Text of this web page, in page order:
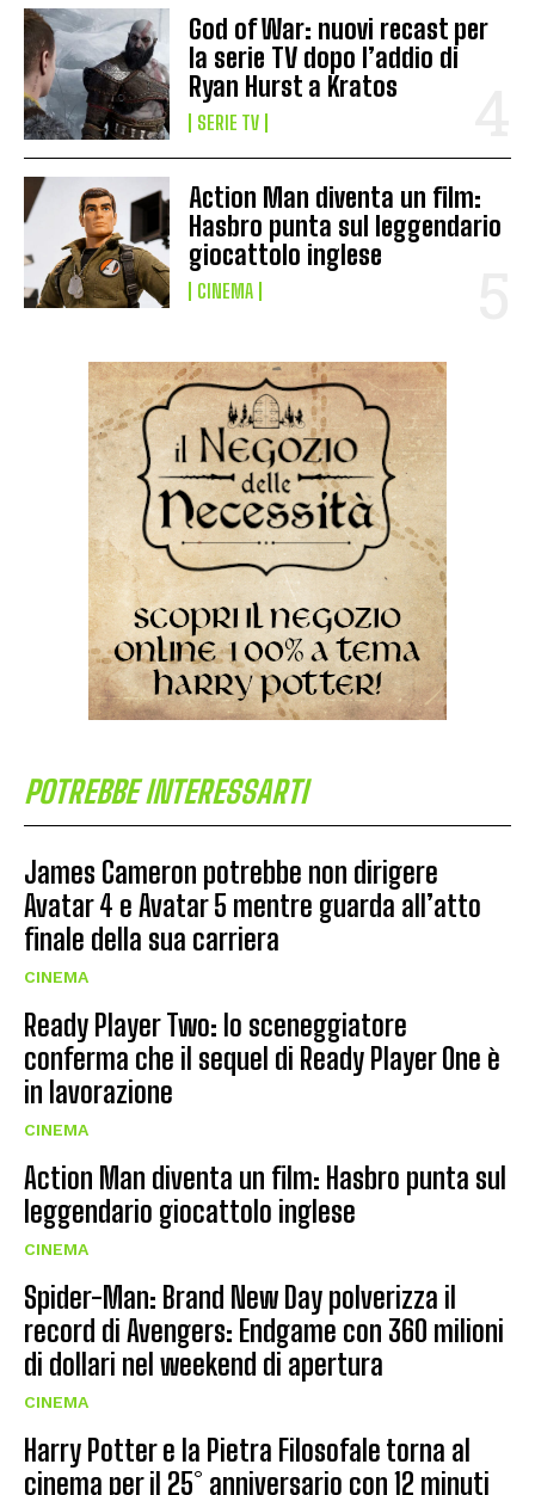
God of War: nuovi recast per
la serie TV dopo l’addio di
Ryan Hurst a Kratos
SERIE TV
Action Man diventa un film:
Hasbro punta sul leggendario
giocattolo inglese
CINEMA
POTREBBE INTERESSARTI
James Cameron potrebbe non dirigere
Avatar 4 e Avatar 5 mentre guarda all’atto
finale della sua carriera
CINEMA
Ready Player Two: lo sceneggiatore
conferma che il sequel di Ready Player One è
in lavorazione
CINEMA
Action Man diventa un film: Hasbro punta sul
leggendario giocattolo inglese
CINEMA
Spider-Man: Brand New Day polverizza il
record di Avengers: Endgame con 360 milioni
di dollari nel weekend di apertura
CINEMA
Harry Potter e la Pietra Filosofale torna al
cinema per il 25° anniversario con 12 minuti